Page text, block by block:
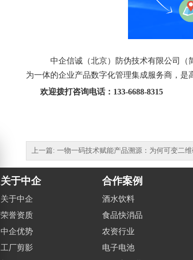
中企信诚（北京）防伪技术有限公司
为一体的企业产品数字化管理集成服务商，是
欢迎拨打咨询电话：133-6688-8315
上一篇: 一物一码技术赋能产品溯源：为何可变二
关于中企
关于中企
荣誉资质
中企优势
工厂剪影
合作案例
酒水饮料
食品快消品
农资行业
电子电池